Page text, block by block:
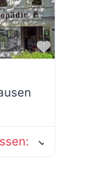
Favorit
: